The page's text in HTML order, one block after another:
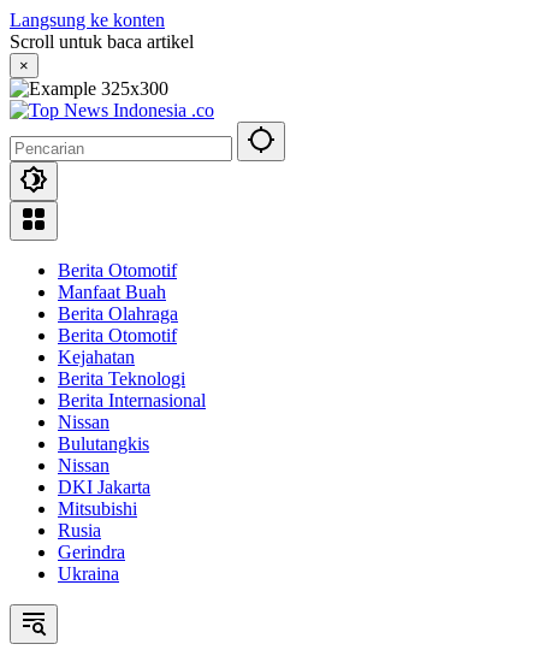
Langsung ke konten
Scroll untuk baca artikel
×
Berita Otomotif
Manfaat Buah
Berita Olahraga
Berita Otomotif
Kejahatan
Berita Teknologi
Berita Internasional
Nissan
Bulutangkis
Nissan
DKI Jakarta
Mitsubishi
Rusia
Gerindra
Ukraina